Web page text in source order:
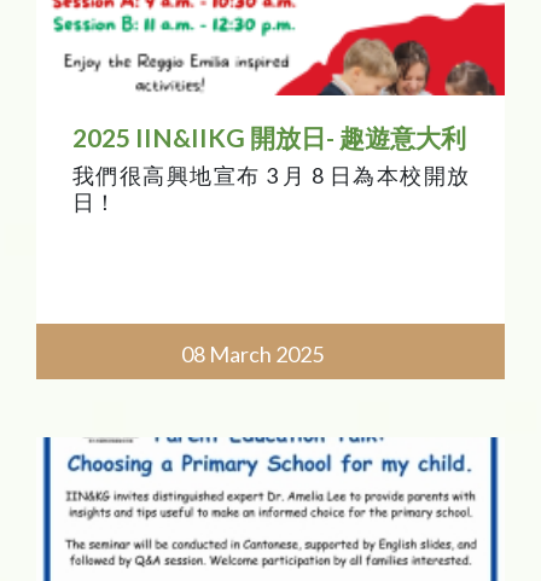
2025 IIN&IIKG 開放日- 趣遊意大利
我們很高興地宣布 3 月 8 日為本校開放
日！
08 March 2025